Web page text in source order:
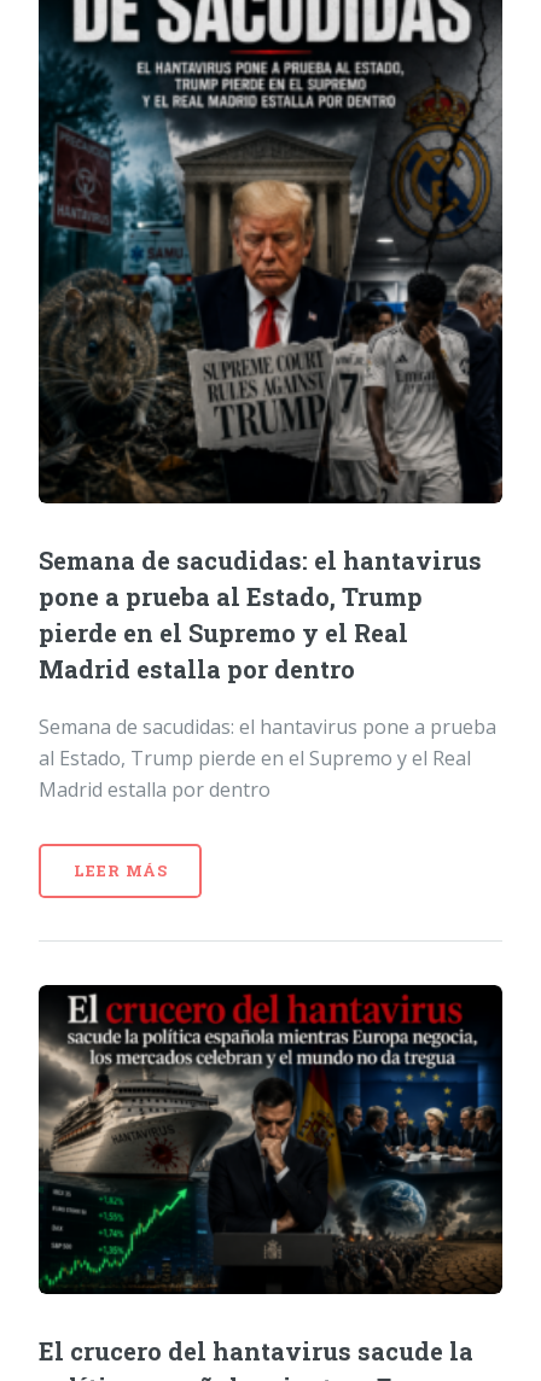
Semana de sacudidas: el hantavirus
pone a prueba al Estado, Trump
pierde en el Supremo y el Real
Madrid estalla por dentro
Semana de sacudidas: el hantavirus pone a prueba
al Estado, Trump pierde en el Supremo y el Real
Madrid estalla por dentro
LEER MÁS
El crucero del hantavirus sacude la